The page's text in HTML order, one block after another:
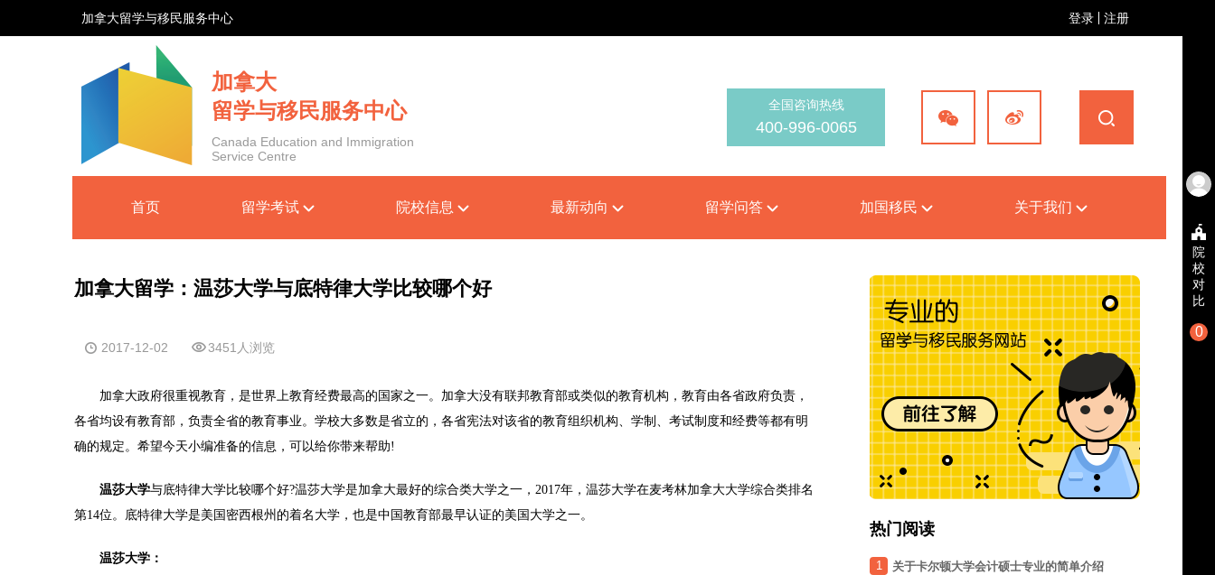
加拿大留学与移民服务中心 注册
登录
加拿大
留学与移民服务中心
Canada Education and Immigration
Service Centre
全国咨询热线
400-996-0065
首页 留学考试 院校信息 最新动向 留学问答 加国移民 关于我们
加拿大留学：温莎大学与底特律大学比较哪个好
2017-12-02 3451人浏览
加拿大政府很重视教育，是世界上教育经费最高的国家之一。加拿大没有联邦教育部或类似的教育机构，教育由各省政府负责，
各省均设有教育部，负责全省的教育事业。学校大多数是省立的，各省宪法对该省的教育组织机构、学制、 考试制度和经费等都有明
确的规定。希望今天小编准备的信息，可以给你带来帮助!
温莎大学与底特律大学比较哪个好?温莎大学是加拿大最好的综合类大学之一，2017年，温莎大学在麦考林加拿大大学综合类排名
第14位。底特律大学是美国密西根州的着名大学，也是中国教育部最早认证的美国大学之一。
温莎大学：
热门阅读
1 关于卡尔顿大学会计硕士专业的简单介绍
院
校
对
比
0